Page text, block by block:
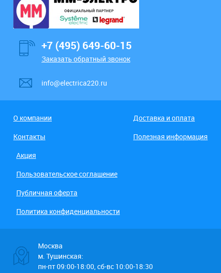
+7 (495) 649-60-15
Заказать обратный звонок
info@electrica220.ru
О компании
Доставка и оплата
Контакты
Полезная информация
Акция
Пользовательское соглашение
Публичная оферта
Политика конфиденциальности
Москва
м. Тушинская:
пн-пт 09:00-18:00, сб-вс 10:00-18:30